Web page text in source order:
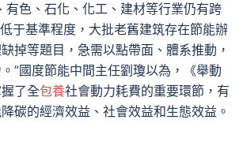
有色、石化、化工、建材等行業仍有跨
于基準程度，大批老舊建筑存在節能辦
掉等題目，急需以點帶面、體系推動，
”國度節能中間主任劉瓊以為，《舉動
了全包養社會動力耗費的重要環節，有
碳的經濟效益、社會效益和生態效益。